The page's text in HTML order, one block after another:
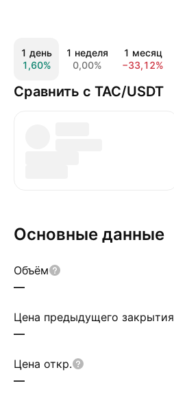
1 день
1,60%
1 неделя
0,00%
1 месяц
−33,12%
Сравнить с TAC/USDT
Основные данные
Объём
—
Цена предыдущего закрытия
—
Цена откр.
—